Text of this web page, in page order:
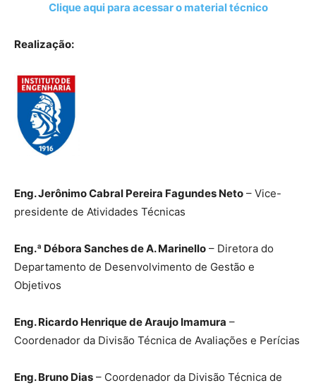
Clique aqui para acessar o material técnico
Realização:
Eng. Jerônimo Cabral Pereira Fagundes Neto – Vice-
presidente de Atividades Técnicas
Eng.ª Débora Sanches de A. Marinello – Diretora do
Departamento de Desenvolvimento de Gestão e
Objetivos
Eng. Ricardo Henrique de Araujo Imamura –
Coordenador da Divisão Técnica de Avaliações e Perícias
Eng. Bruno Dias – Coordenador da Divisão Técnica de